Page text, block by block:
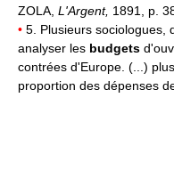
ZOLA, L'Argent, 1891, p.
• 5. Plusieurs sociologues,
analyser les budgets
contrées d'Europe. (...)
proportion des dépenses